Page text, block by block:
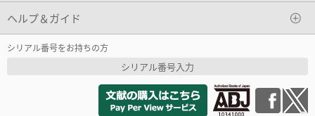
ヘルプ＆ガイド
シリアル番号をお持ちの方
シリアル番号入力